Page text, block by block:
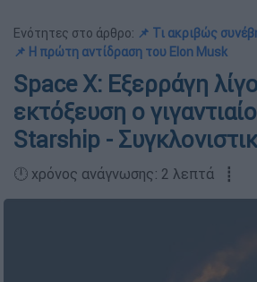
Ενότητες στο άρθρο: 📌 Τι ακριβώς
📌 Η πρώτη αντίδραση του Elon Musk
Space X: Εξερράγη
εκτόξευση ο
Starship -
🕛 χρόνος ανάγνωσης: 2 λεπτά ┋